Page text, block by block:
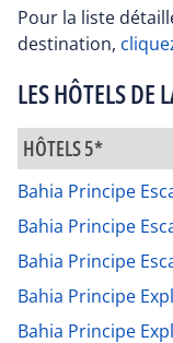
Pour la liste
destination,
LES HÔTELS DE
HÔTELS 5*
Bahia Principe
Bahia Principe
Bahia Principe
Bahia Principe
Bahia Principe